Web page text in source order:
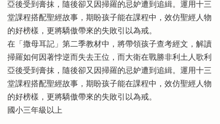
亞後受到膏抹，隨後卻又因掃羅的忌妒遭到追緝。運用十三
堂課程搭配聖經故事，期盼孩子能在課程中，效仿聖經人物
的好榜樣，更將驕傲帶來的失敗引以為戒。
在「撒母耳記」第二季教材中，將帶領孩子查考經文，解讀
掃羅如何因著悖逆而失去王位，而大衛在戰勝非利土人歌利
亞後受到膏抹，隨後卻又因掃羅的忌妒遭到追緝。運用十三
堂課程搭配聖經故事，期盼孩子能在課程中，效仿聖經人物
的好榜樣，更將驕傲帶來的失敗引以為戒。
國小三年級以上